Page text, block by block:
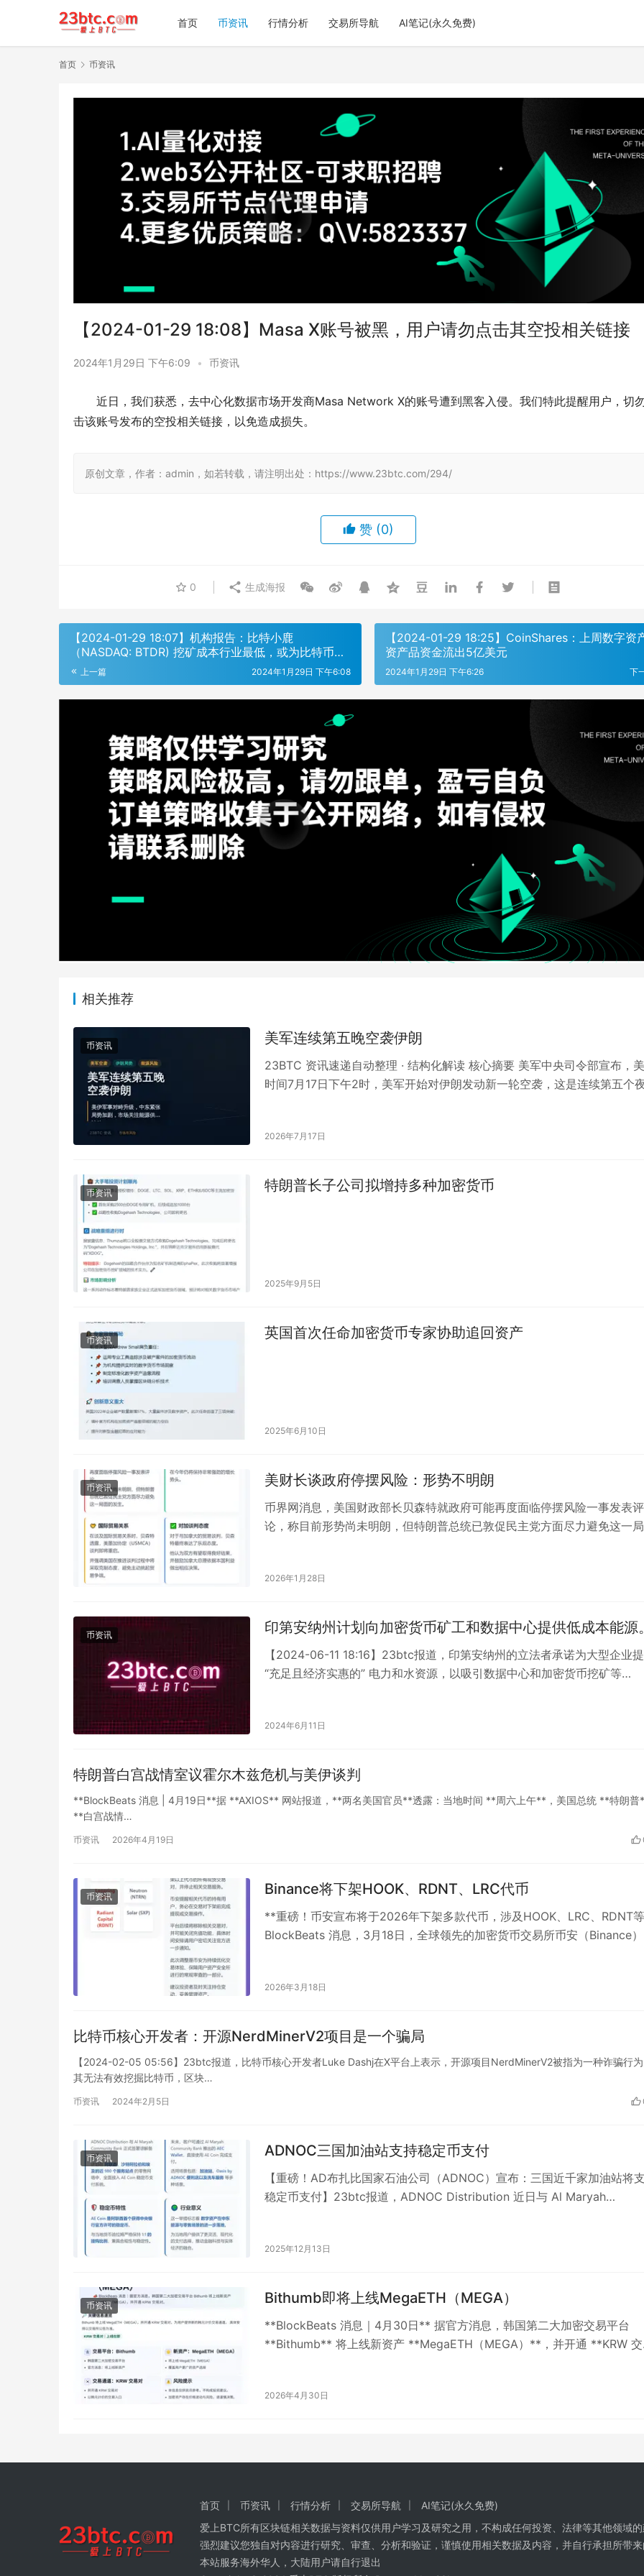
首页 币资讯 行情分析 交易所导航 AI笔记(永久免费)
首页 币资讯
【2024-01-29 18:08】Masa X账号被黑，用户请勿点击其空投相关链接
2024年1月29日 下午6:09 • 币资讯
近日，我们获悉，去中心化数据市场开发商Masa Network X的账号遭到黑客入侵。我们特此提醒用户，切
击该账号发布的空投相关链接，以免造成损失。
原创文章，作者：admin，如若转载，请注明出处：https://www.23btc.com/294/
赞 (0)
0 生成海报
【2024-01-29 18:07】机构报告：比特小鹿
（NASDAQ: BTDR) 挖矿成本行业最低，或为比特币减
半最大受益者
上一篇 2024年1月29日 下午6:08
【2024-01-29 18:25】CoinShares：上周数字资
资产品资金流出5亿美元
下
2024年1月29日 下午6:26
相关推荐
币资讯 美军连续第五晚空袭伊朗
23BTC 资讯速递自动整理 · 结构化解读 核心摘要 美军中央司令部宣布，
时间7月17日下午2时，美军开始对伊朗发动新一轮空袭，这是连续第五个
2026年7月17日
币资讯 特朗普长子公司拟增持多种加密货币
2025年9月5日
币资讯 英国首次任命加密货币专家协助追回资产
2025年6月10日
币资讯 美财长谈政府停摆风险：形势不明朗
币界网消息，美国财政部长贝森特就政府可能再度面临停摆风险一事发表评
论，称目前形势尚未明朗，但特朗普总统已敦促民主党方面尽力避免这一
2026年1月28日
币资讯 印第安纳州计划向加密货币矿工和数据中心提供低成本能源
【2024-06-11 18:16】23btc报道，印第安纳州的立法者承诺为大型企业
“充足且经济实惠的” 电力和水资源，以吸引数据中心和加密货币挖矿等…
2024年6月11日
特朗普白宫战情室议霍尔木兹危机与美伊谈判
**BlockBeats 消息 | 4月19日**据 **AXIOS** 网站报道，**两名美国官员**透露：当地时间 **周六上午**，美国总统 **特朗普
**白宫战情…
币资讯 2026年4月19日
币资讯 Binance将下架HOOK、RDNT、LRC代币
**重磅！币安宣布将于2026年下架多款代币，涉及HOOK、LRC、RDNT
BlockBeats 消息，3月18日，全球领先的加密货币交易所币安（Binance
2026年3月18日
比特币核心开发者：开源NerdMinerV2项目是一个骗局
【2024-02-05 05:56】23btc报道，比特币核心开发者Luke Dashj在X平台上表示，开源项目NerdMinerV2被指为一种诈骗行
其无法有效挖掘比特币，区块…
币资讯 2024年2月5日
币资讯 ADNOC三国加油站支持稳定币支付
【重磅！AD布扎比国家石油公司（ADNOC）宣布：三国近千家加油站将
稳定币支付】23btc报道，ADNOC Distribution 近日与 Al Maryah
2025年12月13日
币资讯 Bithumb即将上线MegaETH（MEGA）
**BlockBeats 消息｜4月30日** 据官方消息，韩国第二大加密交易平台
**Bithumb** 将上线新资产 **MegaETH（MEGA）**，并开通 **KRW
2026年4月30日
首页 币资讯 行情分析 交易所导航
AI笔记(永久免费)
爱上BTC所有区块链相关数据与资料仅供用户学习及研究之用，不构成任何投资、法律等其他领域
强烈建议您独自对内容进行研究、审查、分析和验证，谨慎使用相关数据及内容，并自行承担所带
本站服务海外华人，大陆用户请自行退出